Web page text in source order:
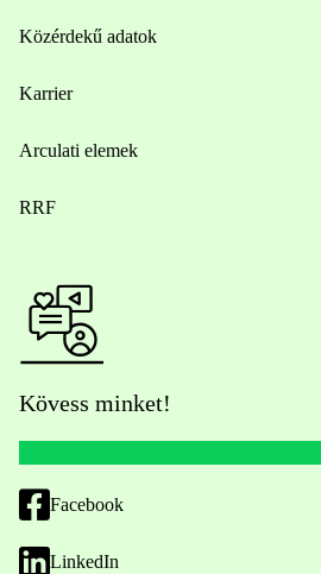
Közérdekű adatok
Karrier
Arculati elemek
RRF
Kövess minket!
Facebook
LinkedIn